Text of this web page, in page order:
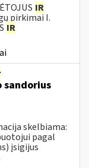
IR
pirkimai I.
IR
sandorius
skelbiama:
pagal
įsigijus